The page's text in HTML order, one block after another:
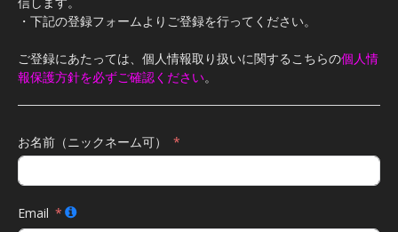
・下記の登録フォームよりご登録を行ってください。
ご登録にあたっては、個人情報取り扱いに関するこちらの個人情
報保護方針を必ずご確認ください。
お名前（ニックネーム可）
Email